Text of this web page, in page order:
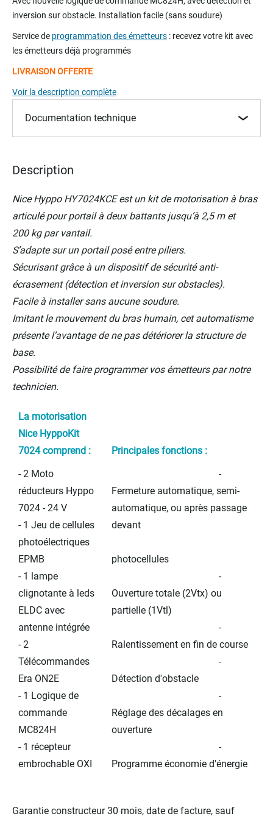
the
of
the
gallery
inversion sur obstacle. Installation facile (sans soudure)
Service de programmation des émetteurs : recevez votre kit avec
les émetteurs déjà programmés
LIVRAISON OFFERTE
Voir la description complète
Documentation technique
Description
Nice Hyppo HY7024KCE est un kit de motorisation à bras
articulé pour portail à deux battants jusqu’à 2,5 m et
200 kg par vantail.
S’adapte sur un portail posé entre piliers.
Sécurisant grâce à un dispositif de sécurité anti-
écrasement (détection et inversion sur obstacles).
Facile à installer sans aucune soudure.
Imitant le mouvement du bras humain, cet automatisme
présente l’avantage de ne pas détériorer la structure de
base.
Possibilité de faire programmer vos émetteurs par notre
technicien.
La motorisation
Nice HyppoKit
7024 comprend :
- 2 Moto
réducteurs Hyppo
7024 - 24 V
- 1 Jeu de cellules
photoélectriques
EPMB
- 1 lampe
clignotante à leds
ELDC avec
antenne intégrée
- 2
Télécommandes
Era ON2E
- 1 Logique de
commande
MC824H
- 1 récepteur
embrochable OXI
Principales fonctions :
-
Fermeture automatique, semi-
automatique, ou après passage
devant
photocellules
-
Ouverture totale (2Vtx) ou
partielle (1Vtl)
-
Ralentissement en fin de course
-
Détection d'obstacle
-
Réglage des décalages en
ouverture
-
Programme économie d'énergie
Garantie constructeur 30 mois, date de facture, sauf